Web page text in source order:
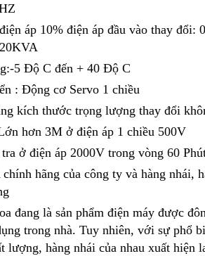
áp 10% điện áp đầu vào thay đổi:
5 Độ C đến + 40 Độ C
: Động cơ Servo 1 chiều
kích thước trọng lượng thay đổi
hơn 3M ở điện áp 1 chiều 500V
ở điện áp 2000V trong vòng 60
hãng của công ty và hàng nhái,
đang là sản phẩm điện máy được
trong nhà. Tuy nhiên, với sự phổ
lượng, hàng nhái của nhau xuất hiện